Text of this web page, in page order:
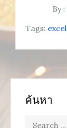
By :
Tags: excel
ค้นหา
Search